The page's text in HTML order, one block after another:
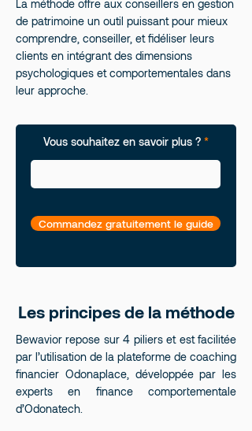
La méthode offre aux conseillers en gestion
de patrimoine un outil puissant pour mieux
comprendre, conseiller, et fidéliser leurs
clients en intégrant des dimensions
psychologiques et comportementales dans
leur approche.
Vous souhaitez en savoir plus ?
Commandez gratuitement le guide
Les principes de la méthode
Bewavior repose sur 4 piliers et est facilitée
par l’utilisation de la plateforme de coaching
financier Odonaplace, développée par les
experts en finance comportementale
d’Odonatech.